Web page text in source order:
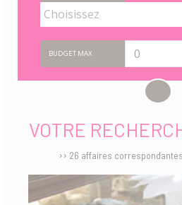
BUDGET MAX
VOTRE
›› 26 affaires